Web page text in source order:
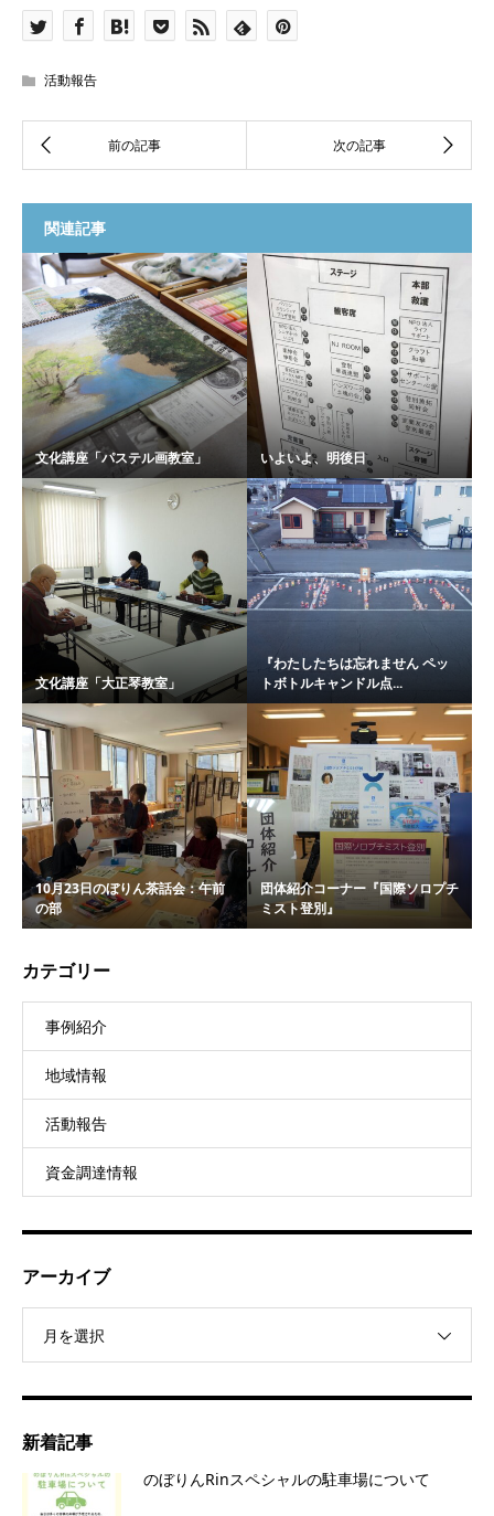
活動報告
関連記事
文化講座「パステル画教室」 いよいよ、明後日
文化講座「大正琴教室」
『わたしたちは忘れません ペッ
トボトルキャンドル点...
10月23日のぼりん茶話会：午前
の部
団体紹介コーナー『国際ソロプチ
ミスト登別』
カテゴリー
事例紹介
地域情報
活動報告
資金調達情報
アーカイブ
月を選択
新着記事
のぼりんRinスペシャルの駐車場について